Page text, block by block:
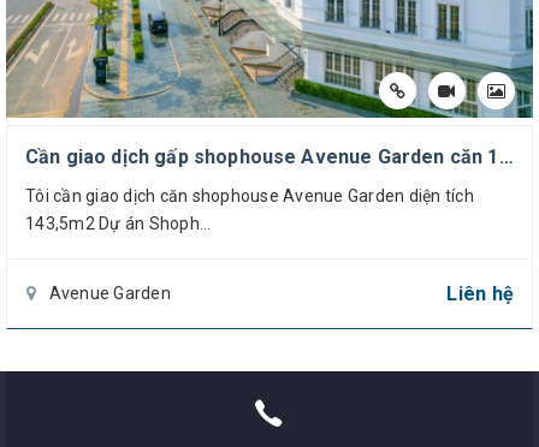
Cần giao dịch gấp shophouse Avenue Garden căn 143,5m2, thấp hơn các dự án xung quanh 60 tr/m2 đất.
Tôi cần giao dịch căn shophouse Avenue Garden diện tích
143,5m2 Dự án Shoph...
Avenue Garden Liên hệ